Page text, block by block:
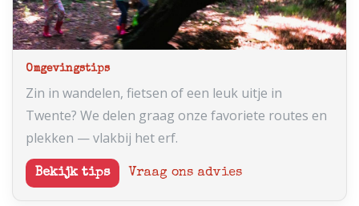
Omgevingstips
Zin in wandelen, fietsen of een leuk uitje in
Twente? We delen graag onze favoriete routes en
plekken — vlakbij het erf.
Bekijk tips Vraag ons advies